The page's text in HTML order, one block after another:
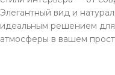
Элегантный вид и
идеальным решением
атмосферы в вашем